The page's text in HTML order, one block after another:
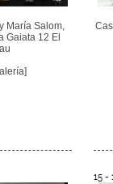
María Salom,
Gaiata 12 El
15 -